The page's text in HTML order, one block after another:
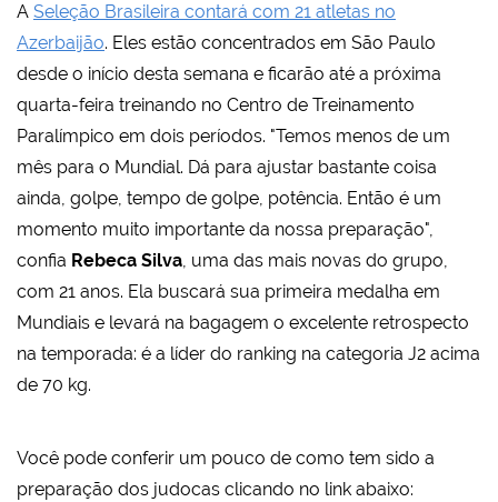
A Seleção Brasileira contará com 21 atletas no
Azerbaijão. Eles estão concentrados em São Paulo
desde o início desta semana e ficarão até a próxima
quarta-feira treinando no Centro de Treinamento
Paralímpico em dois períodos. "Temos menos de um
mês para o Mundial. Dá para ajustar bastante coisa
ainda, golpe, tempo de golpe, potência. Então é um
momento muito importante da nossa preparação",
confia Rebeca Silva, uma das mais novas do grupo,
com 21 anos. Ela buscará sua primeira medalha em
Mundiais e levará na bagagem o excelente retrospecto
na temporada: é a líder do ranking na categoria J2 acima
de 70 kg.
Você pode conferir um pouco de como tem sido a
preparação dos judocas clicando no link abaixo: